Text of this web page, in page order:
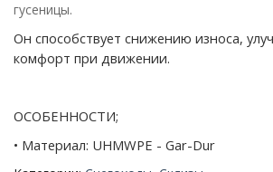
гусеницы.
Он способствует снижению износа,
комфорт при движении.
ОСОБЕННОСТИ;
• Материал: UHMWPE - Gar-Dur